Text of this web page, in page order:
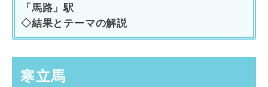
「馬路」駅
◇結果とテーマの解説
寒立馬